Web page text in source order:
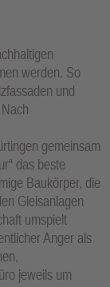
werden. So
und
gemeinsam
das beste
Baukörper, die
Gleisanlagen
umspielt
Anger als
jeweils um